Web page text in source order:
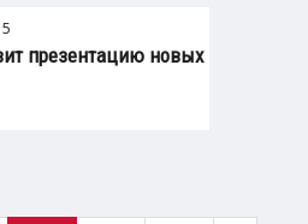
презентацию новых